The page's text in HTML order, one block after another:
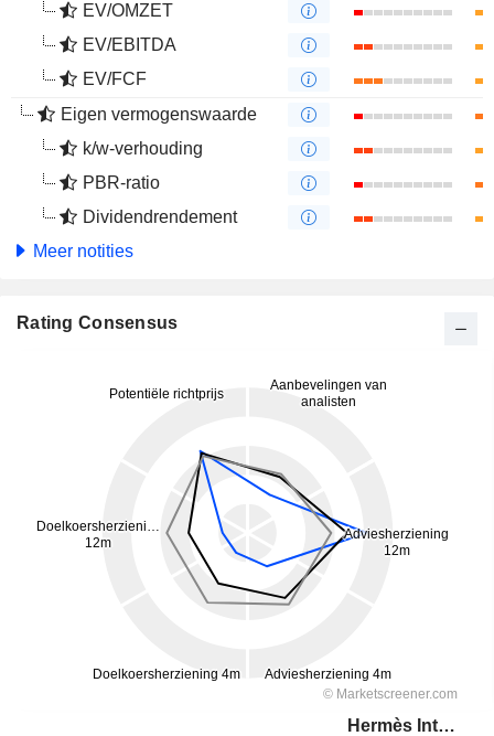
EV/OMZET
EV/EBITDA
EV/FCF
Eigen vermogenswaarde
k/w-verhouding
PBR-ratio
Dividendrendement
Meer notities
Rating Consensus
Hermès International